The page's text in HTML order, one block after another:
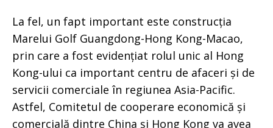
La fel, un fapt important este construcția
Marelui Golf Guangdong-Hong Kong-Macao,
prin care a fost evidențiat rolul unic al Hong
Kong-ului ca important centru de afaceri și de
servicii comerciale în regiunea Asia-Pacific.
Astfel, Comitetul de cooperare economică și
comercială dintre China și Hong Kong va avea